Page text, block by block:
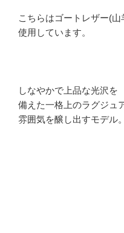
こちらはゴートレザー(山
使用しています。
しなやかで上品な光沢を
備えた一格上のラグジュ
雰囲気を醸し出すモデル。